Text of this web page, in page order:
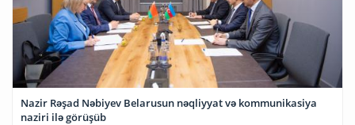
Nazir Rəşad Nəbiyev Belarusun nəqliyyat və kommunikasiya
naziri ilə görüşüb